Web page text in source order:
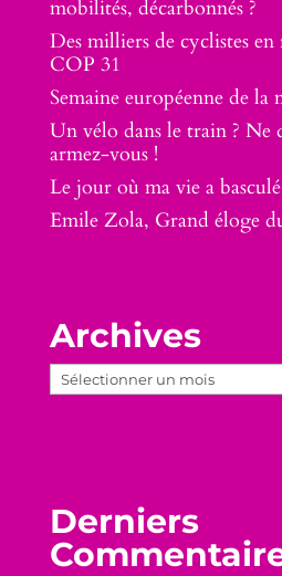
mobilités, décarbonnés ?
Des milliers de cyclistes
COP 31
Semaine européenne de la
Un vélo dans le train ? Ne
armez-vous !
Le jour où ma vie a basculé
Emile Zola, Grand éloge
Archives
Archives
Derniers